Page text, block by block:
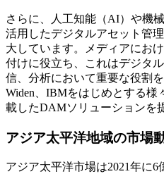
さらに、人工知能（AI）や機
活用したデジタルアセット管
大しています。メディアにお
付けに役立ち、これはデジタ
信、分析において重要な役割を
Widen、IBMをはじめとする
載したDAMソリューションを
アジア太平洋地域の市場
アジア太平洋市場は2021年に6